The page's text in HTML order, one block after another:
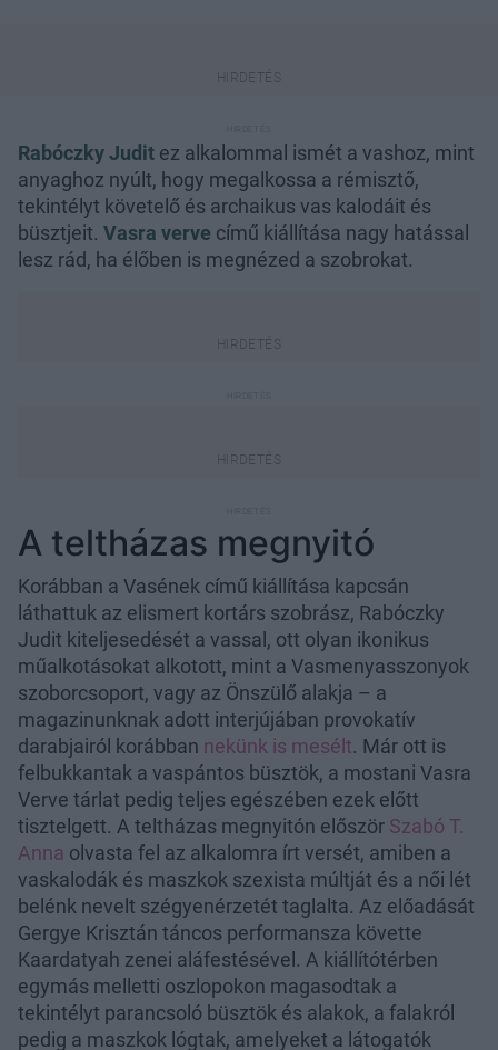
Rabóczky Judit ez alkalommal ismét a vashoz, mint
anyaghoz nyúlt, hogy megalkossa a rémisztő,
tekintélyt követelő és archaikus vas kalodáit és
büsztjeit. Vasra verve című kiállítása nagy hatással
lesz rád, ha élőben is megnézed a szobrokat.
A teltházas megnyitó
Korábban a Vasének című kiállítása kapcsán
láthattuk az elismert kortárs szobrász, Rabóczky
Judit kiteljesedését a vassal, ott olyan ikonikus
műalkotásokat alkotott, mint a Vasmenyasszonyok
szoborcsoport, vagy az Önszülő alakja – a
magazinunknak adott interjújában provokatív
darabjairól korábban nekünk is mesélt. Már ott is
felbukkantak a vaspántos büsztök, a mostani Vasra
Verve tárlat pedig teljes egészében ezek előtt
tisztelgett. A teltházas megnyitón először Szabó T.
Anna olvasta fel az alkalomra írt versét, amiben a
vaskalodák és maszkok szexista múltját és a női lét
belénk nevelt szégyenérzetét taglalta. Az előadását
Gergye Krisztán táncos performansza követte
Kaardatyah zenei aláfestésével. A kiállítótérben
egymás melletti oszlopokon magasodtak a
tekintélyt parancsoló büsztök és alakok, a falakról
pedig a maszkok lógtak, amelyeket a látogatók